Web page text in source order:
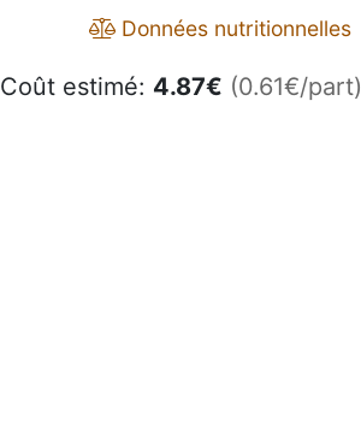
Données nutritionnelles
Coût estimé: 4.87€ (0.61€/part)